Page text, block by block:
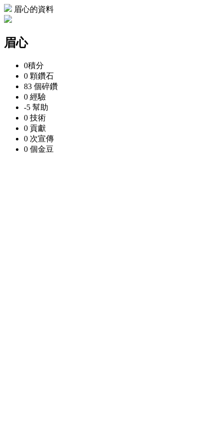
眉心的資料
眉心
0積分
0 顆鑽石
83 個碎鑽
0 經驗
-5 幫助
0 技術
0 貢獻
0 次宣傳
0 個金豆